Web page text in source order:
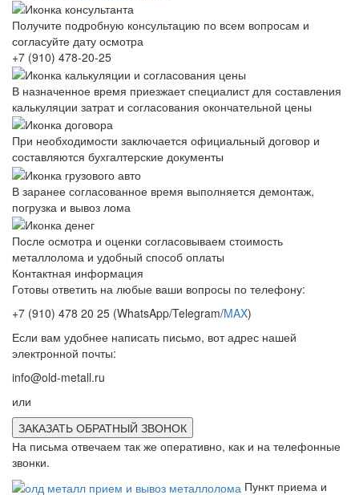
Получите подробную консультацию по всем вопросам и
согласуйте дату осмотра
+7 (910) 478-20-25
В назначенное время приезжает специалист для составления
калькуляции затрат и согласования окончательной цены
При необходимости заключается официальный договор и
составляются бухгалтерские документы
В заранее согласованное время выполняется демонтаж,
погрузка и вывоз лома
После осмотра и оценки согласовываем стоимость
металлолома и удобный способ оплаты
Контактная информация
Готовы ответить на любые ваши вопросы по телефону:
+7 (910) 478 20 25 (WhatsApp/Telegram/MAX)
Если вам удобнее написать письмо, вот адрес нашей
электронной почты:
info@old-metall.ru
или
ЗАКАЗАТЬ ОБРАТНЫЙ ЗВОНОК
На письма отвечаем так же оперативно, как и на телефонные
звонки.
Пункт приема и